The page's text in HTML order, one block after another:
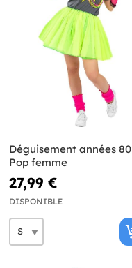
Déguisement années 80
Pop femme
27,99 €
DISPONIBLE